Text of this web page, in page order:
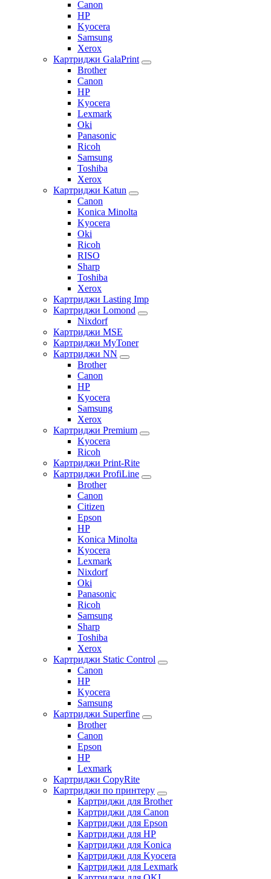
Canon
HP
Kyocera
Samsung
Xerox
Картриджи GalaPrint
Brother
Canon
HP
Kyocera
Lexmark
Oki
Panasonic
Ricoh
Samsung
Toshiba
Xerox
Картриджи Katun
Canon
Konica Minolta
Kyocera
Oki
Ricoh
RISO
Sharp
Toshiba
Xerox
Картриджи Lasting Imp
Картриджи Lomond
Nixdorf
Картриджи MSE
Картриджи MyToner
Картриджи NN
Brother
Canon
HP
Kyocera
Samsung
Xerox
Картриджи Premium
Kyocera
Ricoh
Картриджи Print-Rite
Картриджи ProfiLine
Brother
Canon
Citizen
Epson
HP
Konica Minolta
Kyocera
Lexmark
Nixdorf
Oki
Panasonic
Ricoh
Samsung
Sharp
Toshiba
Xerox
Картриджи Static Control
Canon
HP
Kyocera
Samsung
Картриджи Superfine
Brother
Canon
Epson
HP
Lexmark
Картриджи CopyRite
Картриджи по принтеру
Картриджи для Brother
Картриджи для Canon
Картриджи для Epson
Картриджи для HP
Картриджи для Konica
Картриджи для Kyocera
Картриджи для Lexmark